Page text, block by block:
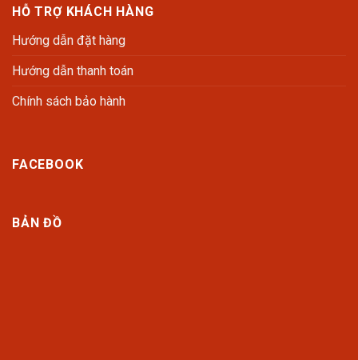
HỖ TRỢ KHÁCH HÀNG
Hướng dẫn đặt hàng
Hướng dẫn thanh toán
Chính sách bảo hành
FACEBOOK
BẢN ĐỒ